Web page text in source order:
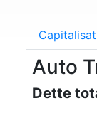
Auto
Dette